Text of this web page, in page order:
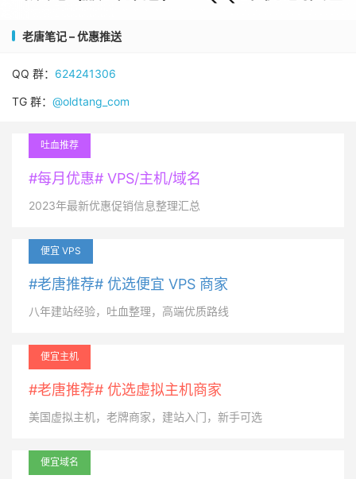
老唐笔记 – 优惠推送
QQ 群： 624241306
TG 群： @oldtang_com
吐血推荐
#每月优惠# VPS/主机/域名
2023年最新优惠促销信息整理汇总
便宜 VPS
#老唐推荐# 优选便宜 VPS 商家
八年建站经验，吐血整理，高端优质路线
便宜主机
#老唐推荐# 优选虚拟主机商家
美国虚拟主机，老牌商家，建站入门，新手可选
便宜域名